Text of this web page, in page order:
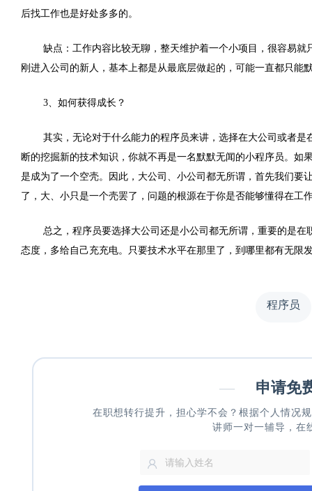
后找工作也是好处多多的。
缺点： 工作内容比较无聊，整天维护着一个小项目，很容易
刚进入公司的新人，基本上都是从最底层做起的，可能一直都只能
3、如何获得成长？
其实，无论对于什么能力的程序员来讲，选择在大公司或者
断的挖掘新的技术知识，你就不再是一名默默无闻的小程序员。
是成为了一个空壳。因此，大公司、小公司都无所谓，首先我们
了，大、小只是一个壳罢了，问题的根源在于你是否能够懂得在工
总之，程序员要选择大公司还是小公司都无所谓，重要的是
态度，多给自己充充电。只要技术水平在那里了，到哪里都有无限
程序员
— 申请免
在职想转行提升，担心学不会？根据个人情况
讲师一对一辅导，在